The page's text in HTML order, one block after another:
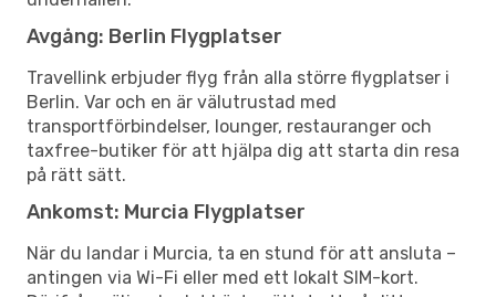
Avgång: Berlin Flygplatser
Travellink erbjuder flyg från alla större flygplatser i
Berlin. Var och en är välutrustad med
transportförbindelser, lounger, restauranger och
taxfree-butiker för att hjälpa dig att starta din resa
på rätt sätt.
Ankomst: Murcia Flygplatser
När du landar i Murcia, ta en stund för att ansluta –
antingen via Wi-Fi eller med ett lokalt SIM-kort.